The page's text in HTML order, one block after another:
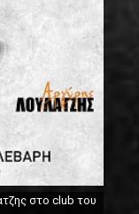
στο club του